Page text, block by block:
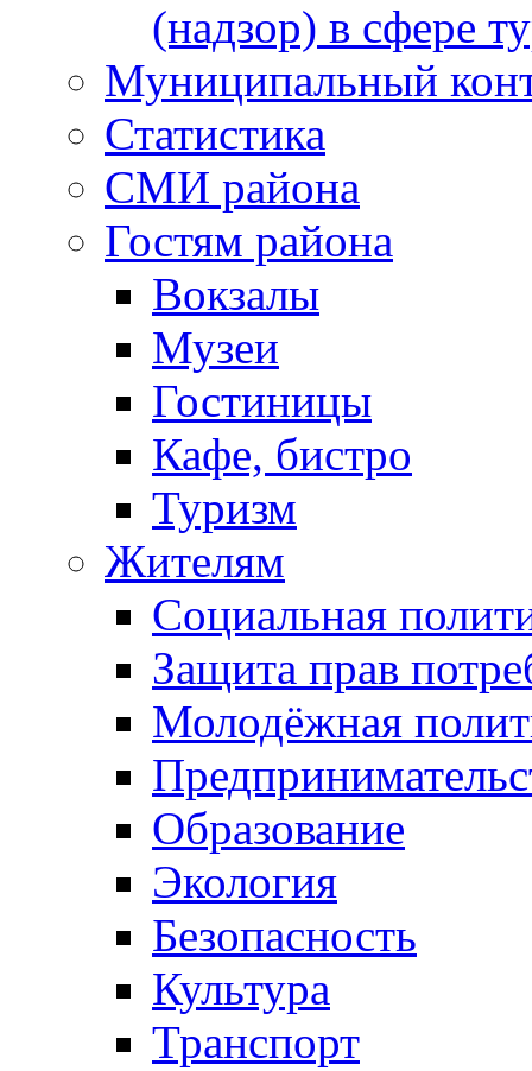
(надзор) в сфере
Муниципальный
Статистика
СМИ района
Гостям района
Вокзалы
Музеи
Гостиницы
Кафе, бистро
Туризм
Жителям
Социальная
Защита прав
Молодёжная
Образование
Экология
Безопасность
Культура
Транспорт